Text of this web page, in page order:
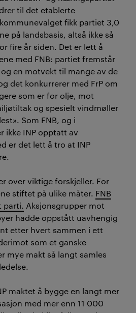
til det etablerte
fikk partiet 3,0
på landsbasis, altså ikke så
fire år siden. Det er lett å
med FNB: partiet fremstår
en motvekt til mange av de
det konkurrerer med FrP om
som er for olje, mot
og spesielt vindmøller
Som FNB, og i
ikke INP opptatt av
er det lett å tro at INP
over viktige forskjeller. For
stiftet på ulike måter. FNB
parti. Aksjonsgrupper mot
hadde oppstått uavhengig
etter hvert sammen i ett
som et ganske
mye makt så langt samles
maktet å bygge en langt mer
med mer enn 11 000